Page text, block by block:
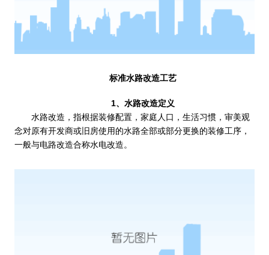
标准水路改造工艺
1、水路改造定义
水路改造，指根据装修配置，家庭人口，生活习惯，审美观
念对原有开发商或旧房使用的水路全部或部分更换的装修工序，
一般与电路改造合称水电改造。